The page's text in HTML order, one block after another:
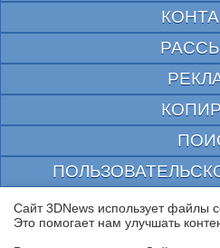
© 1997—2026 Электронное периодическое
Сайт 3DNews использует файлы
Это помогает нам улучшать